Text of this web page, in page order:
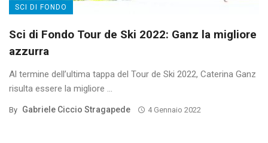
SCI DI FONDO
Sci di Fondo Tour de Ski 2022: Ganz la migliore
azzurra
Al termine dell’ultima tappa del Tour de Ski 2022, Caterina Ganz
risulta essere la migliore ...
By Gabriele Ciccio Stragapede 4 Gennaio 2022